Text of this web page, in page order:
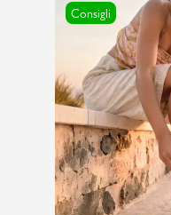
Accedi | Registrati
Carrello
Promo & News
negozi
Consigli